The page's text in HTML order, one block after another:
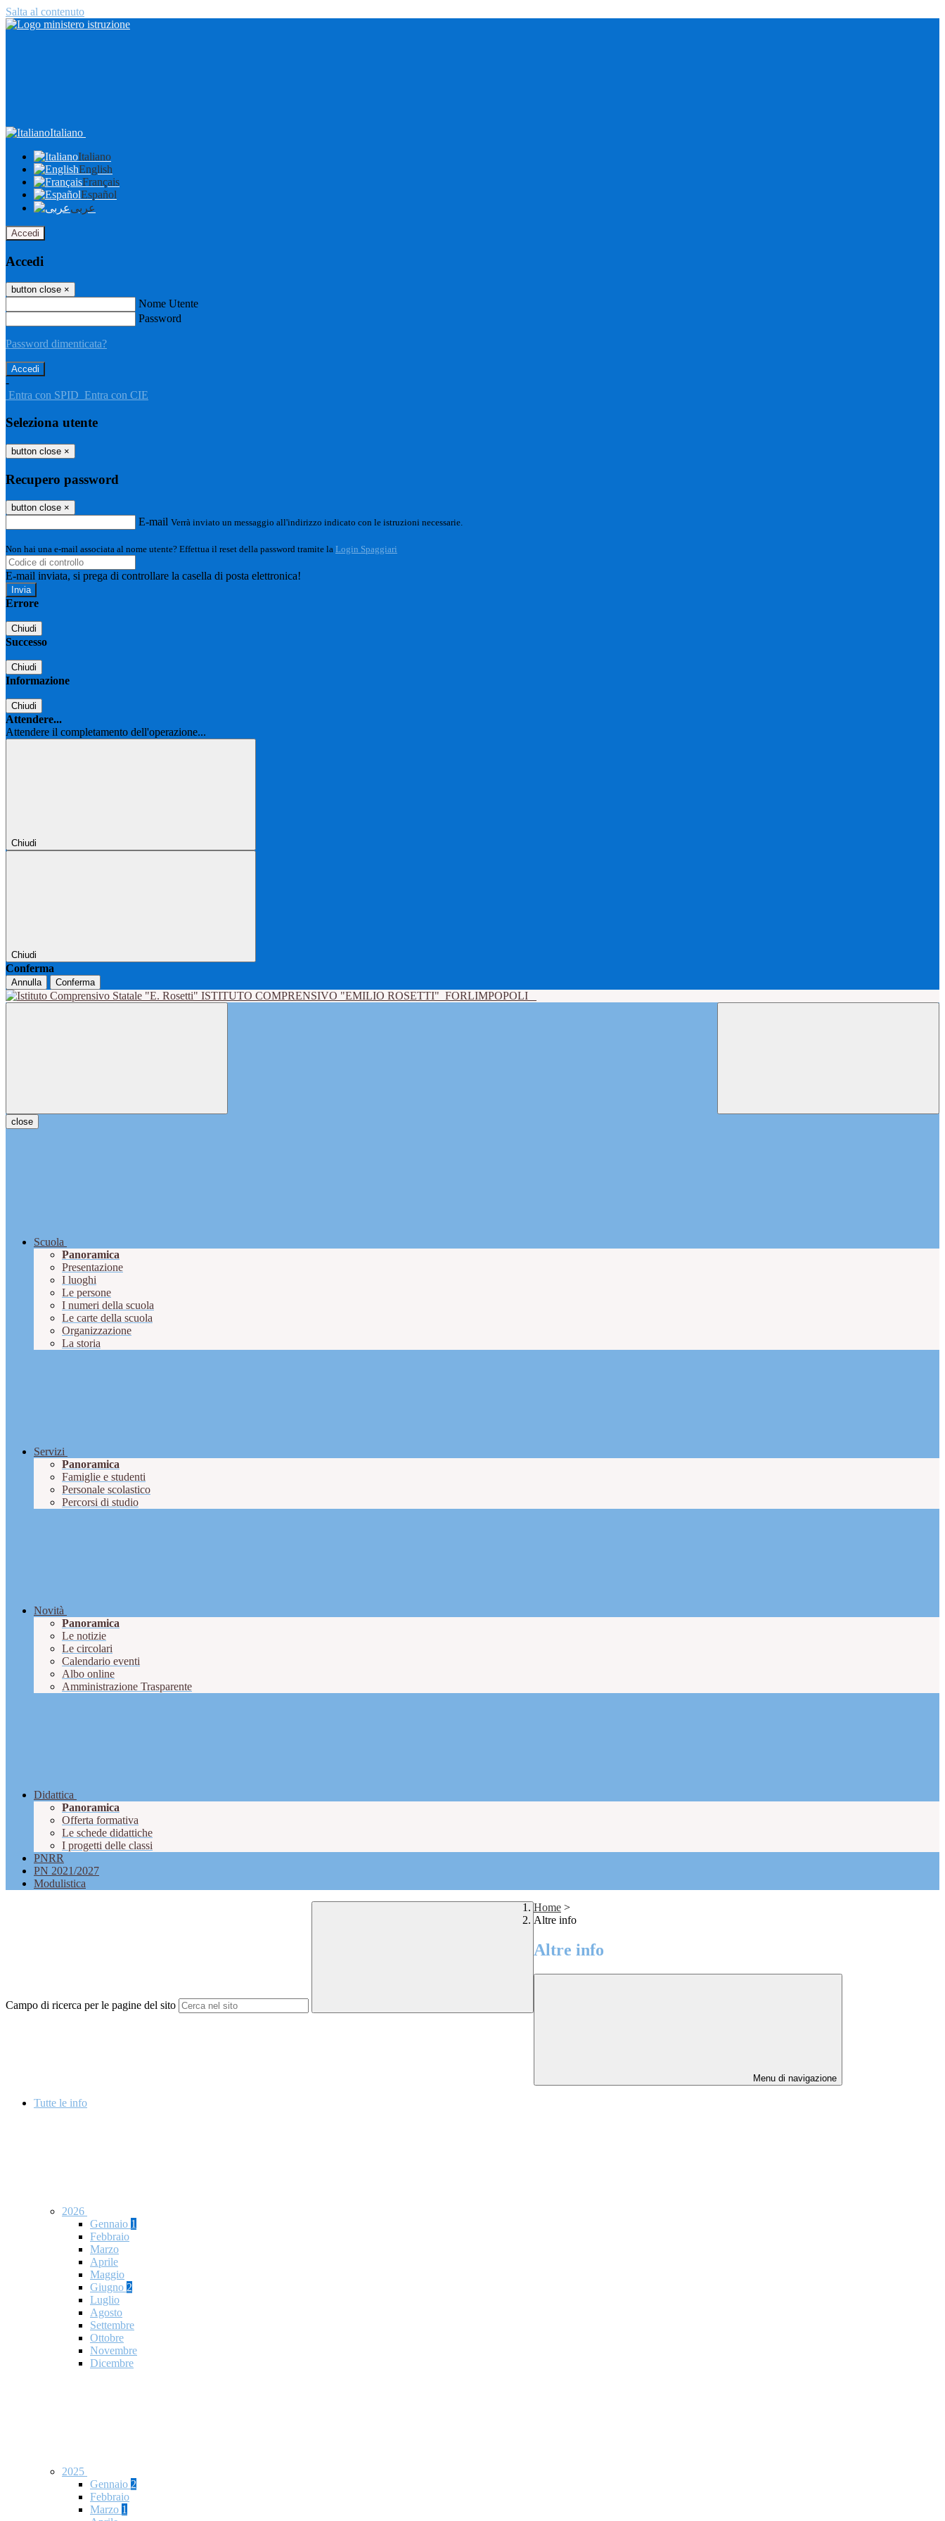
Salta al contenuto
Italiano
Italiano
English
Français
Español
عربى
Accedi
Accedi
button close ×
Nome Utente
Password
Password dimenticata?
-
Entra con SPID Entra con CIE
Seleziona utente
button close ×
Recupero password
button close ×
E-mail Verrà inviato un messaggio all'indirizzo indicato con le istruzioni necessarie.
Non hai una e-mail associata al nome utente? Effettua il reset della password tramite la Login Spaggiari
E-mail inviata, si prega di controllare la casella di posta elettronica!
Errore
Chiudi
Successo
Chiudi
Informazione
Chiudi
Attendere...
Attendere il completamento dell'operazione...
Chiudi
Chiudi
Conferma
Annulla Conferma
ISTITUTO COMPRENSIVO "EMILIO ROSETTI" FORLIMPOPOLI
close
Scuola
Panoramica
Presentazione
I luoghi
Le persone
I numeri della scuola
Le carte della scuola
Organizzazione
La storia
Servizi
Panoramica
Famiglie e studenti
Personale scolastico
Percorsi di studio
Novità
Panoramica
Le notizie
Le circolari
Calendario eventi
Albo online
Amministrazione Trasparente
Didattica
Panoramica
Offerta formativa
Le schede didattiche
I progetti delle classi
PNRR
PN 2021/2027
Modulistica
Campo di ricerca per le pagine del sito
Home >
Altre info
Altre info
Menu di navigazione
Tutte le info
2026
Gennaio 1
Febbraio
Marzo
Aprile
Maggio
Giugno 2
Luglio
Agosto
Settembre
Ottobre
Novembre
Dicembre
2025
Gennaio 2
Febbraio
Marzo 1